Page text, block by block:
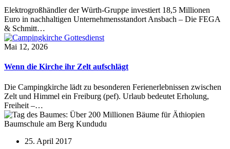
Elektrogroßhändler der Würth-Gruppe investiert 18,5 Millionen
Euro in nachhaltigen Unternehmensstandort Ansbach – Die FEGA
& Schmitt…
Mai 12, 2026
Wenn die Kirche ihr Zelt aufschlägt
Die Campingkirche lädt zu besonderen Ferienerlebnissen zwischen
Zelt und Himmel ein Freiburg (pef). Urlaub bedeutet Erholung,
Freiheit –…
Baumschule am Berg Kundudu
25. April 2017